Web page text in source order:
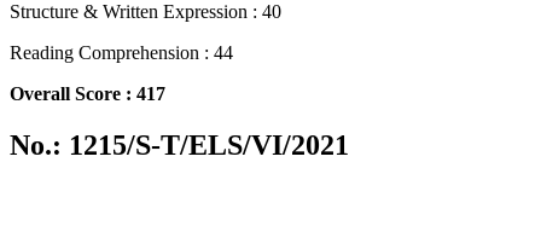
Structure & Written Expression : 40
Reading Comprehension : 44
Overall Score : 417
No.: 1215/S-T/ELS/VI/2021